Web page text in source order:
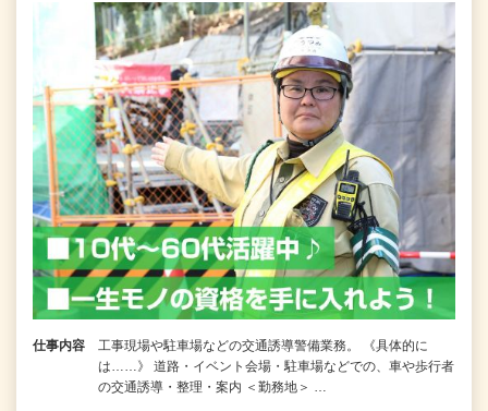
仕事内容
工事現場や駐車場などの交通誘導警備業務。 《具体的に
は……》 道路・イベント会場・駐車場などでの、車や歩行者
の交通誘導・整理・案内 ＜勤務地＞ …